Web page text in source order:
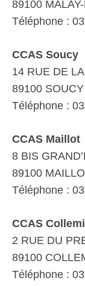
89100
Téléphone :
CCAS Soucy
14 RUE DE
89100 SOUCY
Téléphone :
CCAS Maillot
8 BIS
89100
Téléphone :
CCAS
2 RUE DU
89100
Téléphone :